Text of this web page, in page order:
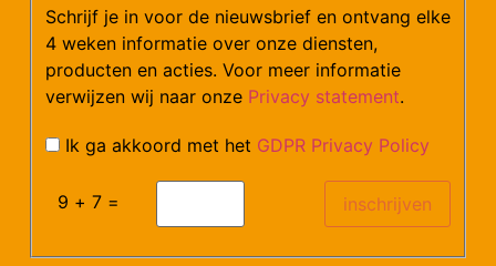
Mail:klantenservice@arvem.nl
Werken bij Arvem?
Verzendkosten en LeveringAlgemene voorwaarden
Schrijf je in voor de nieuwsbrief en ontvang elke
4 weken informatie over onze diensten,
producten en acties. Voor meer informatie
verwijzen wij naar onze Privacy statement.
Ik ga akkoord met het GDPR Privacy Policy
9 + 7 =